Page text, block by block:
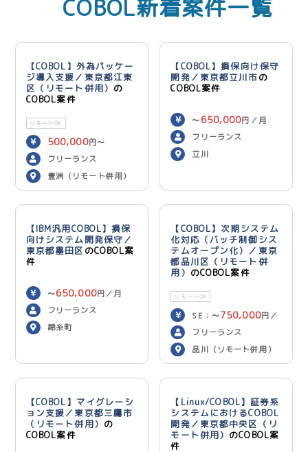
COBOL新着案件一覧
【COBOL】外為パッケー
ジ導入支援／東京都江東
区（リモート併用） の
COBOL案件
リモートOK
500,000円〜
600,000 円／月
フリーランス
豊洲（リモート併用）
【COBOL】損保向け保守
開発／東京都立川市の
COBOL案件
〜 650,000円／月
フリーランス
立川
【IBM汎用COBOL】損保
向けシステム開発保守／
東京都墨田区 のCOBOL案
件
〜650,000円／月
フリーランス
錦糸町
【COBOL】次期システム
化対応（バッチ制御シス
テムオープン化）／東京
都品川区（リモート併
用） のCOBOL案件
リモートOK
SE：〜750,000円／
月 PG：〜700,000
／月
フリーランス
品川（リモート併用）
【COBOL】マイグレーシ
ョン支援／東京都三鷹市
（リモート併用） の
COBOL案件
【Linux/COBOL】証券系
システムにおけるCOBOL
開発／東京都中央区（リ
モート併用） のCOBOL案
件